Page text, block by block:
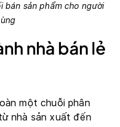
bán sản phẩm cho người
nhà bán lẻ
một chuỗi phân
nhà sản xuất đến